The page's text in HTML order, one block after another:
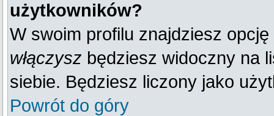
użytkowników?
W swoim profilu znajdziesz opcję
włączysz będziesz widoczny na
siebie. Będziesz liczony jako
Powrót do góry